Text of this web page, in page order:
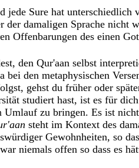
jede Sure hat unterschiedlich
der damaligen Sprache nicht
Offenbarungen des einen
den Qur'aan selbst
den metaphysischen
gehst du früher oder
studiert hast, ist es für
Umlauf zu bringen. Es ist
steht im Kontext des
Gewohnheiten, so
niemals offen so dass es